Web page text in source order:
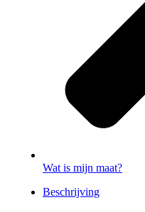
Wat is mijn maat?
Beschrijving